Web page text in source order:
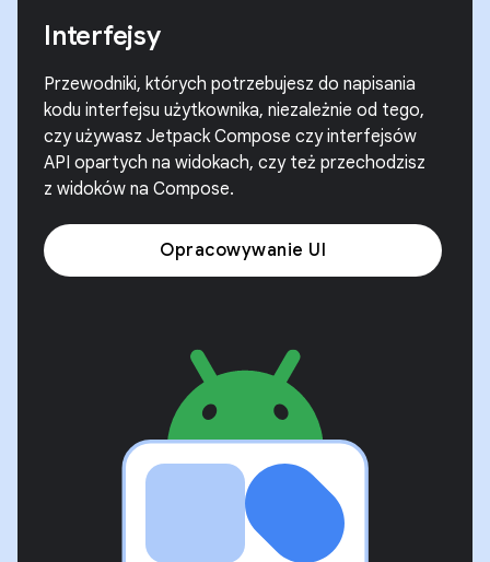
Interfejsy
Przewodniki, których potrzebujesz do napisania
kodu interfejsu użytkownika, niezależnie od tego,
czy używasz Jetpack Compose czy interfejsów
API opartych na widokach, czy też przechodzisz
z widoków na Compose.
Opracowywanie UI